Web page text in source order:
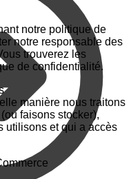
notre politique de
notre responsable des
trouverez les
de confidentialité.
manière nous traitons
faisons stocker),
utilisons et qui a accès